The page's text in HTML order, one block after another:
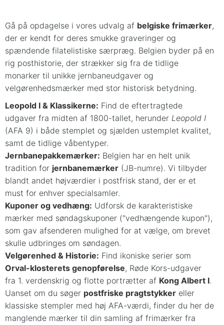
Gå på opdagelse i vores udvalg af belgiske frimærker,
der er kendt for deres smukke graveringer og
spændende filatelistiske særpræg. Belgien byder på en
rig posthistorie, der strækker sig fra de tidlige
monarker til unikke jernbaneudgaver og
velgørenhedsmærker med stor historisk betydning.
Leopold I & Klassikerne: Find de eftertragtede
udgaver fra midten af 1800-tallet, herunder Leopold I
(AFA 9) i både stemplet og sjælden ustemplet kvalitet,
samt de tidlige våbentyper.
Jernbanepakkemærker: Belgien har en helt unik
tradition for jernbanemærker (JB-numre). Vi tilbyder
blandt andet højværdier i postfrisk stand, der er et
must for enhver specialsamler.
Kuponer og vedhæng: Udforsk de karakteristiske
mærker med søndagskuponer ("vedhængende kupon"),
som gav afsenderen mulighed for at vælge, om brevet
skulle udbringes om søndagen.
Velgørenhed & Historie: Find ikoniske serier som
Orval-klosterets genopførelse, Røde Kors-udgaver
fra 1. verdenskrig og flotte portrætter af Kong Albert I.
Uanset om du søger postfriske pragtstykker eller
klassiske stempler med høj AFA-værdi, finder du her de
manglende mærker til din samling af frimærker fra